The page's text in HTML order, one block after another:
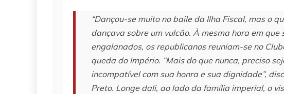
“Dançou-se muito no baile da Ilha Fiscal, mas o
dançava sobre um vulcão. À mesma hora em
engalanados, os republicanos reuniam-se no
queda do Império. “Mais do que nunca, preciso
incompatível com sua honra e sua dignidade”,
Preto. Longe dali, ao lado da família imperial, o